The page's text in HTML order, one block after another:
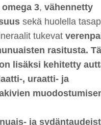
omega 3, vähennetty
sekä huolella
tukevat
rasitusta.
lisäksi kehitetty
, uraatti- ja
ja